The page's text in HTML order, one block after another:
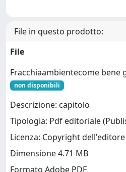
File in questo prodotto:
File
Fracchiaambientecome bene
non disponibili
Descrizione: capitolo
Tipologia: Pdf editoriale
Licenza: Copyright dell'editore
Dimensione 4.71 MB
Formato Adobe PDF